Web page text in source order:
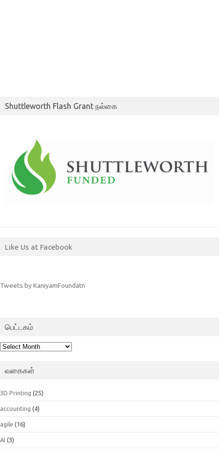
Shuttleworth Flash Grant நல்கை
Like Us at Facebook
Tweets by KaniyamFoundatn
பெட்டகம்
பெட்டகம்
வகைகள்
3D Printing (25)
accounting (4)
agile (16)
AI (3)